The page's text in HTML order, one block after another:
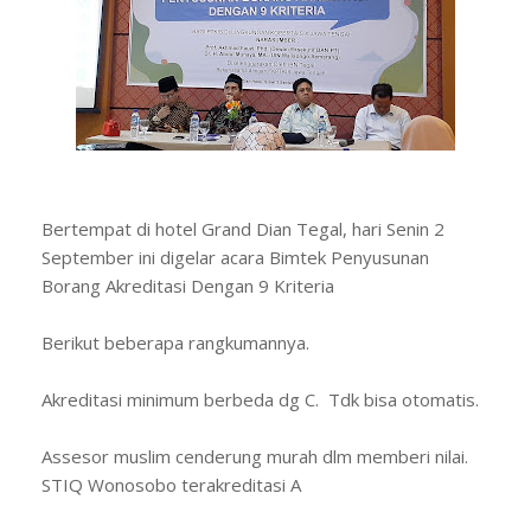
Bertempat di hotel Grand Dian Tegal, hari Senin 2
September ini digelar acara Bimtek Penyusunan
Borang Akreditasi Dengan 9 Kriteria
Berikut beberapa rangkumannya.
Akreditasi minimum berbeda dg C. Tdk bisa otomatis.
Assesor muslim cenderung murah dlm memberi nilai.
STIQ Wonosobo terakreditasi A